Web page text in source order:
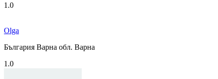
1.0
Olga
България Варна обл. Варна
1.0